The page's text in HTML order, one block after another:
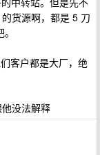
货源啊，都是 5 刀
客户都是大厂，绝
没法解释